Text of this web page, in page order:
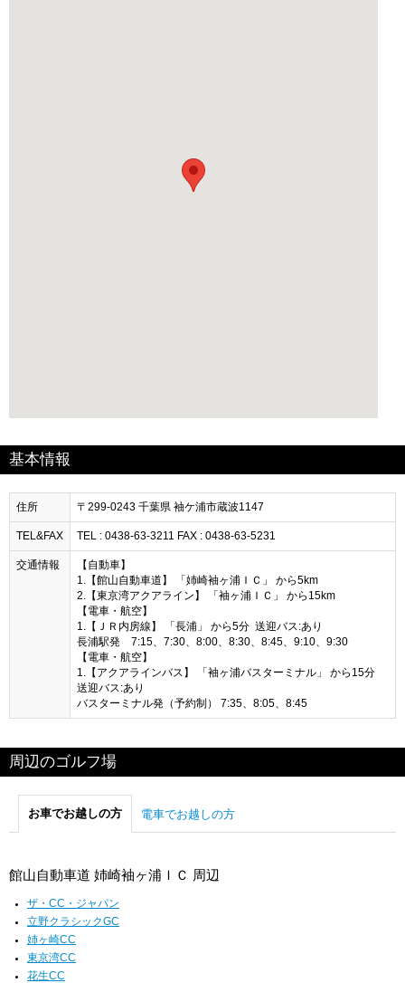
基本情報
住所 〒299-0243 千葉県 袖ケ浦市蔵波1147
TEL&FAX TEL : 0438-63-3211 FAX : 0438-63-5231
交通情報
【自動車】
1.【館山自動車道】 「姉崎袖ヶ浦ＩＣ」 から5km
2.【東京湾アクアライン】 「袖ヶ浦ＩＣ」 から15km
【電車・航空】
1.【ＪＲ内房線】 「長浦」 から5分 送迎バス:あり
長浦駅発 7:15、7:30、8:00、8:30、8:45、9:10、9:30
【電車・航空】
1.【アクアラインバス】 「袖ヶ浦バスターミナル」 から15分
送迎バス:あり
バスターミナル発（予約制） 7:35、8:05、8:45
周辺のゴルフ場
お車でお越しの方 電車でお越しの方
館山自動車道 姉崎袖ヶ浦ＩＣ 周辺
ザ・CC・ジャパン
立野クラシックGC
姉ヶ崎CC
東京湾CC
花生CC